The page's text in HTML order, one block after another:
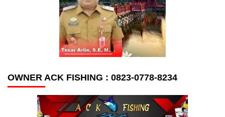
OWNER ACK FISHING : 0823-0778-8234